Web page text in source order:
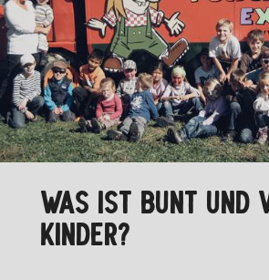
WAS IST BUNT UND
KINDER?